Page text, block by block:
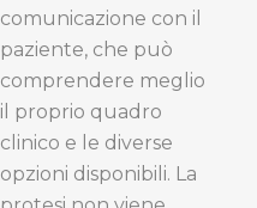
comunicazione con il
paziente, che può
comprendere meglio
il proprio quadro
clinico e le diverse
opzioni disponibili. La